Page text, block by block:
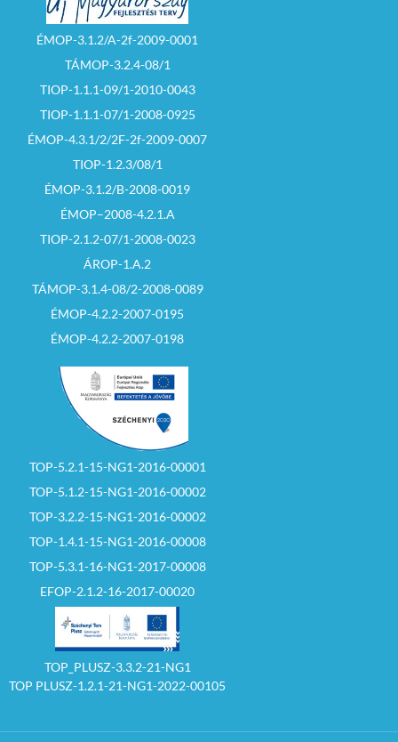
ÉMOP-3.1.2/A-2f-2009-0001
TÁMOP-3.2.4-08/1
TIOP-1.1.1-09/1-2010-0043
TIOP-1.1.1-07/1-2008-0925
ÉMOP-4.3.1/2/2F-2f-2009-0007
TIOP-1.2.3/08/1
ÉMOP-3.1.2/B-2008-0019
ÉMOP–2008-4.2.1.A
TIOP-2.1.2-07/1-2008-0023
ÁROP-1.A.2
TÁMOP-3.1.4-08/2-2008-0089
ÉMOP-4.2.2-2007-0195
ÉMOP-4.2.2-2007-0198
TOP-5.2.1-15-NG1-2016-00001
TOP-5.1.2-15-NG1-2016-00002
TOP-3.2.2-15-NG1-2016-00002
TOP-1.4.1-15-NG1-2016-00008
TOP-5.3.1-16-NG1-2017-00008
EFOP-2.1.2-16-2017-00020
TOP_PLUSZ-3.3.2-21-NG1
TOP PLUSZ-1.2.1-21-NG1-2022-00105